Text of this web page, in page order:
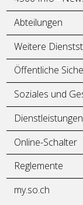
Abteilungen
Weitere
Öffentliche
Soziales und
Online-Schalter
Reglemente
my.so.ch